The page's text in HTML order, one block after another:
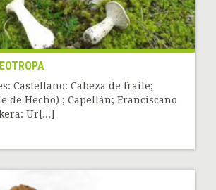
Castellano: Cabeza de fraile;
de Hecho) ; Capellán; Franciscano
Ur[...]